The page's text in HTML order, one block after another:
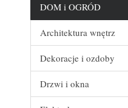
DOM i OGRÓD
Architektura wnętrz
Dekoracje i ozdoby
Drzwi i okna